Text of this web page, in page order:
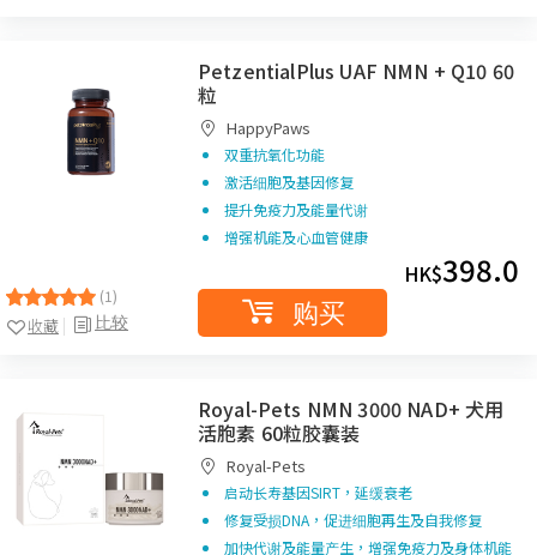
(1)
比较
收藏
PetzentialPlus UAF NMN + Q10 60
粒
HappyPaws
双重抗氧化功能
激活细胞及基因修复
提升免疫力及能量代谢
增强机能及心血管健康
HK$398.0
购买
Royal-Pets NMN 3000 NAD+ 犬用
活胞素 60粒胶囊装
Royal-Pets
启动长寿基因SIRT，延缓衰老
修复受损DNA，促进细胞再生及自我修复
加快代谢及能量产生，增强免疫力及身体机能